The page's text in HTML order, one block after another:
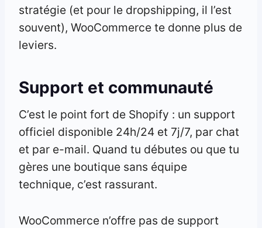
stratégie (et pour le dropshipping, il l’est
souvent), WooCommerce te donne plus de
leviers.
Support et communauté
C’est le point fort de Shopify : un support
officiel disponible 24h/24 et 7j/7, par chat
et par e-mail. Quand tu débutes ou que tu
gères une boutique sans équipe
technique, c’est rassurant.
WooCommerce n’offre pas de support